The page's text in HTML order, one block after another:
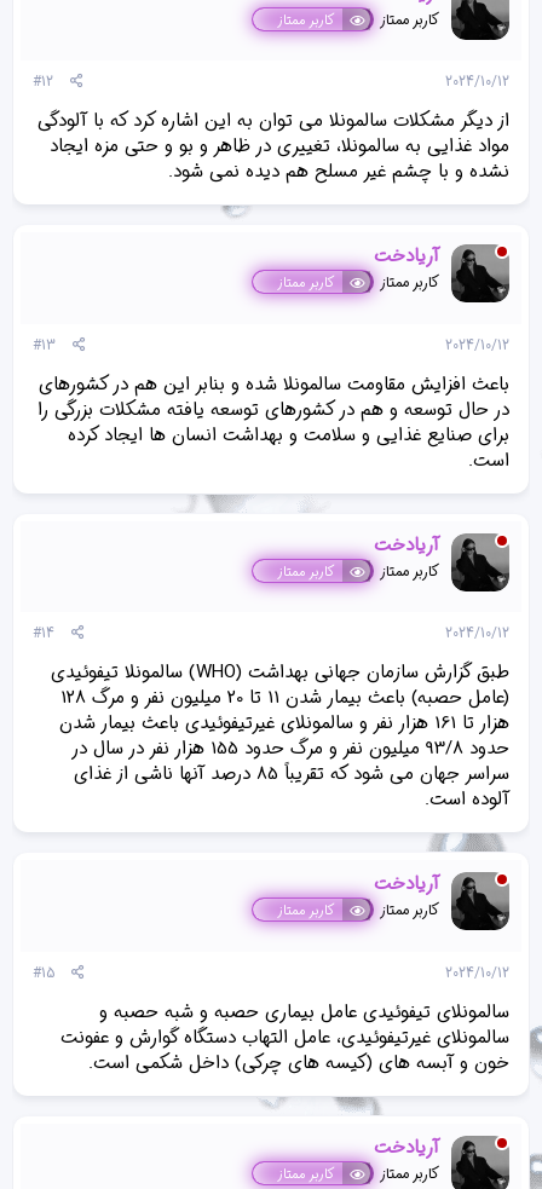
کاربر ممتاز کاربر ممتاز
2024/10/12
#12
از دیگر مشکلات سالمونلا می توان به این اشاره کرد که با آلودگی
مواد غذایی به سالمونلا، تغییری در ظاهر و بو و حتی مزه ایجاد
نشده و با چشم غیر مسلح هم دیده نمی شود.
آریادخت
کاربر ممتاز کاربر ممتاز
2024/10/12
#13
باعث افزایش مقاومت سالمونلا شده و بنابر این هم در کشورهای
در حال توسعه و هم در کشورهای توسعه یافته مشکلات بزرگی را
برای صنایع غذایی و سلامت و بهداشت انسان ها ایجاد کرده
است.
آریادخت
کاربر ممتاز کاربر ممتاز
2024/10/12
#14
طبق گزارش سازمان جهانی بهداشت (WHO) سالمونلا تیفوئیدی
(عامل حصبه) باعث بیمار شدن 11 تا 20 میلیون نفر و مرگ 128
هزار تا 161 هزار نفر و سالمونلای غیرتیفوئیدی باعث بیمار شدن
حدود 93/8 میلیون نفر و مرگ حدود 155 هزار نفر در سال در
سراسر جهان می شود که تقریباً 85 درصد آنها ناشی از غذای
آلوده است.
آریادخت
کاربر ممتاز کاربر ممتاز
2024/10/12
#15
سالمونلای تیفوئیدی عامل بیماری حصبه و شبه حصبه و
سالمونلای غیرتیفوئیدی، عامل التهاب دستگاه گوارش و عفونت
خون و آبسه های (کیسه های چرکی) داخل شکمی است.
آریادخت
کاربر ممتاز کاربر ممتاز